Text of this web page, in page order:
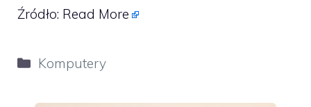
Źródło: Read More
Kategorie
Komputery